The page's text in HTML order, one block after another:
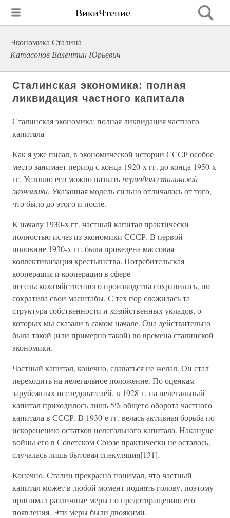
ВикиЧтение
Экономика Сталина
Катасонов Валентин Юрьевич
Сталинская экономика: полная
ликвидация частного капитала
Сталинская экономика: полная ликвидация частного
капитала
Как я уже писал, в экономической истории СССР особое
место занимает период с конца 1920-х гг. до конца 1950-х
гг. Условно его можно назватьпериодом сталинской
экономики. Указанная модель сильно отличалась от того,
что было до этого и после.
К началу 1930-х гг. частный капитал практически
полностью исчез из экономики СССР. В первой
половине 1930-х гг. была проведена массовая
коллективизация крестьянства. Потребительская
кооперация и кооперация в сфере
несельскохозяйственного производства сохранилась, но
сократила свои масштабы. С тех пор сложилась та
структура собственности и хозяйственных укладов, о
которых мы сказали в самом начале. Она действительно
была такой (или примерно такой) во времена сталинской
экономики.
Частный капитал, конечно, сдаваться не желал. Он стал
переходить на нелегальное положение. По оценкам
зарубежных исследователей, в 1928 г. на нелегальный
капитал приходилось лишь 5% общего оборота частного
капитала в СССР. В 1930-е гг. велась активная борьба по
искоренению остатков нелегального капитала. Накануне
войны его в Советском Союзе практически не осталось,
случалась лишь бытовая спекуляция[131].
Конечно, Сталин прекрасно понимал, что частный
капитал может в любой момент поднять голову, поэтому
принимал различные меры по предотвращению его
появления. Эти меры были двоякими.